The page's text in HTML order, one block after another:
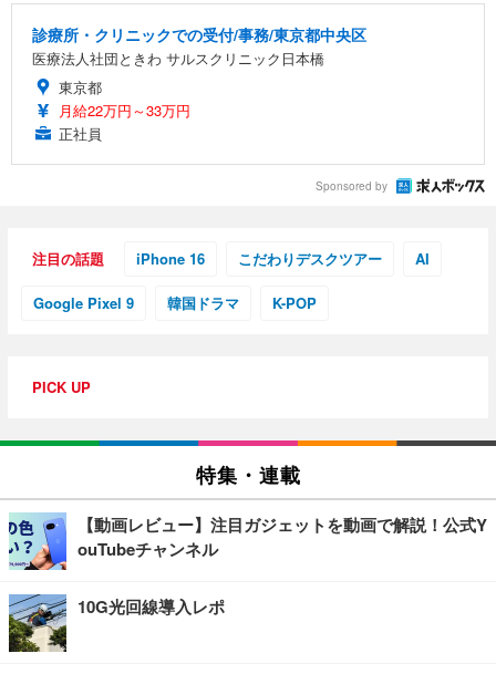
診療所・クリニックでの受付/事務/東京都中央区
医療法人社団ときわ サルスクリニック日本橋
東京都
月給22万円～33万円
正社員
Sponsored by
注目の話題 iPhone 16 こだわりデスクツアー AI
Google Pixel 9 韓国ドラマ K-POP
PICK UP
特集・連載
【動画レビュー】注目ガジェットを動画で解説！公式Y
ouTubeチャンネル
10G光回線導入レポ